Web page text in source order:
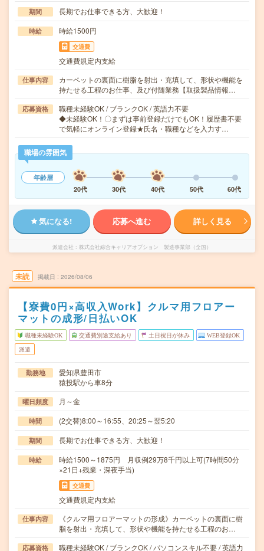
期間 長期でお仕事できる方、大歓迎！
時給 時給1500円
交通費
交通費規定内支給
仕事内容
カーペットの裏面に樹脂を射出・充填して、形状や機能を
持たせる工程のお仕事、及び付随業務【取扱製品情報…
応募資格
職種未経験OK / ブランクOK / 英語力不要
◆未経験OK！〇まずは事前登録だけでもOK！履歴書不要
で気軽にオンライン登録★氏名・職種などを入力す…
職場の雰囲気
年齢層
20代
30代 40代 50代 60代
気になる! 応募へ進む 詳しく見る
派遣会社 株式会社綜合キャリアオプション 製造事業部（全国）
未読 掲載日 2026/08/06
【寮費0円×高収入Work】クルマ用フロアー
マットの成形/日払いOK
職種未経験OK 交通費別途支給あり 土日祝日が休み WEB登録OK
派遣
勤務地
愛知県豊田市
猿投駅から車8分
曜日頻度 月～金
時間 (2交替)8:00～16:55、20:25～翌5:20
期間 長期でお仕事できる方、大歓迎！
時給
時給1500～1875円 月収例29万8千円以上可(7時間50分
×21日+残業・深夜手当)
交通費
交通費規定内支給
仕事内容
《クルマ用フロアーマットの形成》カーペットの裏面に樹
脂を射出・充填して、形状や機能を持たせる工程のお…
応募資格 職種未経験OK / ブランクOK / パソコンスキル不要 / 英語力